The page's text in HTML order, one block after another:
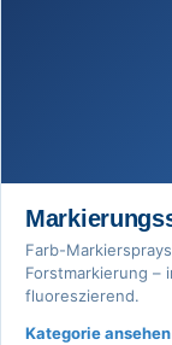
Farb-
Forstmarkierung –
fluoreszierend.
Kategorie ansehen